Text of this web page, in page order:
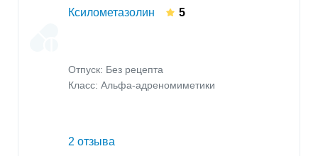
Ксилометазолин 5
Отпуск: Без рецепта
Класс: Альфа-адреномиметики
2 отзыва